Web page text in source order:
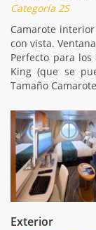
Categoría 2S
Camarote
con vista.
Perfecto para
King (que se
Tamaño
Exterior